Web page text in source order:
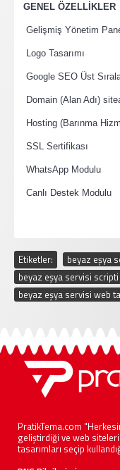
GENEL ÖZELLİKLER
Gelişmiş Yönetim
Logo Tasarımı
Google SEO Üst
Domain (Alan Adı)
Hosting (Barınma
SSL Sertifikası
WhatsApp Modulu
Canlı Destek Modulu
Etiketler: beyaz eşya
beyaz eşya servisi scripti
beyaz eşya servisi web
PratikTema.com
geliştirdiği ve web
tasarımları seçip